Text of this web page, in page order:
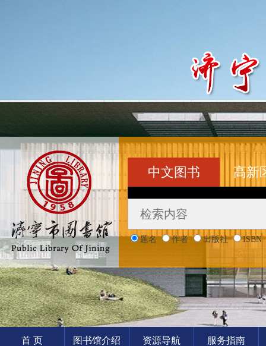
中文图书
题名 作者 出版社 ISBN
高新
首 页 图书馆介绍 资源导航 服务指南